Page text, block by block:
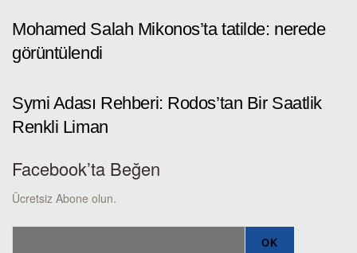
Mohamed Salah Mikonos’ta tatilde: nerede
görüntülendi
Symi Adası Rehberi: Rodos’tan Bir Saatlik
Renkli Liman
Facebook’ta Beğen
Ücretsiz Abone olun.